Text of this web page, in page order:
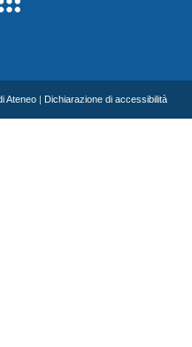
Ateneo Dichiarazione di accessibilità